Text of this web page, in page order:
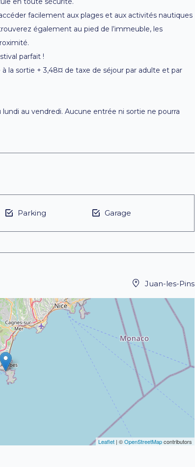
facilement aux plages et aux activités nautiques
également au pied de l’immeuble, les
parfait !
la sortie + 3,48¤ de taxe de séjour par adulte et par
au vendredi. Aucune entrée ni sortie ne pourra
Parking Garage
Juan-les-Pins
Leaflet| ©OpenStreetMapcontributors